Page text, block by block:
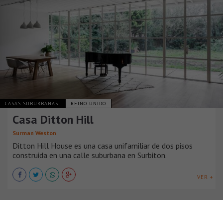
CASAS SUBURBANAS REINO UNIDO
Casa Ditton Hill
Surman Weston
Ditton Hill House es una casa unifamiliar de dos pisos
construida en una calle suburbana en Surbiton.
VER +